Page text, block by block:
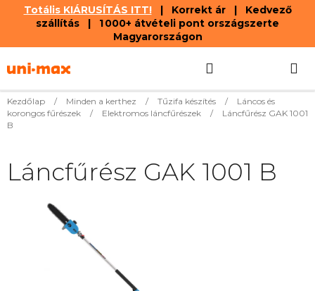
Totális KIÁRUSÍTÁS ITT!| Korrekt ár | Kedvező
szállítás | 1 000+ átvételi pont országszerte
Magyarországon
tartalomhoz
KOSÁR
Kezdőlap / Minden a kerthez / Tűzifa készítés /
Láncos és
korongos fűrészek
/ Elektromos láncfűrészek /
Láncfűrész GAK 1001
B
Láncfűrész GAK 1001 B